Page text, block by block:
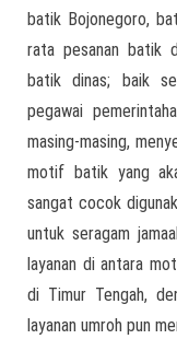
batik Bojonegoro,
rata pesanan batik
batik dinas; baik
pegawai
masing-masing,
motif batik yang
sangat cocok
untuk seragam
layanan di antara
di Timur Tengah,
layanan umroh pun